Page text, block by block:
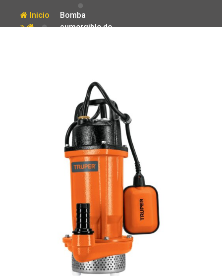
Inicio
Bomba
sumergible de